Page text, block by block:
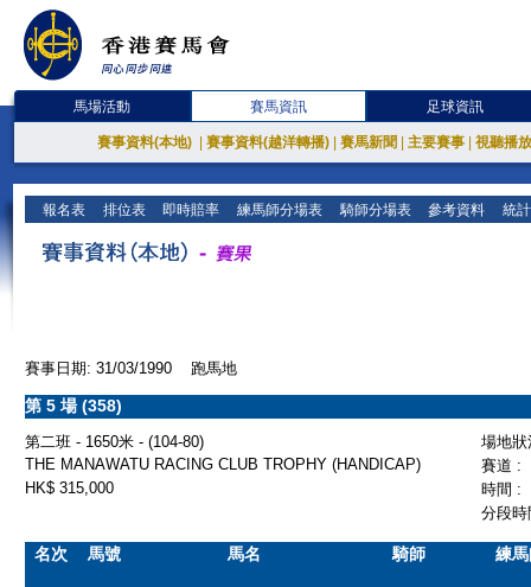
馬場活動 賽馬資訊 足球資訊
賽事資料(本地) 賽事資料(越洋轉播) 賽馬新聞 主要賽事 視聽播
報名表 排位表 即時賠率 練馬師分場表 騎師分場表 參考資料 統
賽事日期: 31/03/1990 跑馬地
第 5 場 (358)
第二班 - 1650米 - (104-80)
場地
THE MANAWATU RACING CLUB TROPHY (HANDICAP)
賽道 :
HK$ 315,000
時間 :
分段
名次 馬號 馬名 騎師 練